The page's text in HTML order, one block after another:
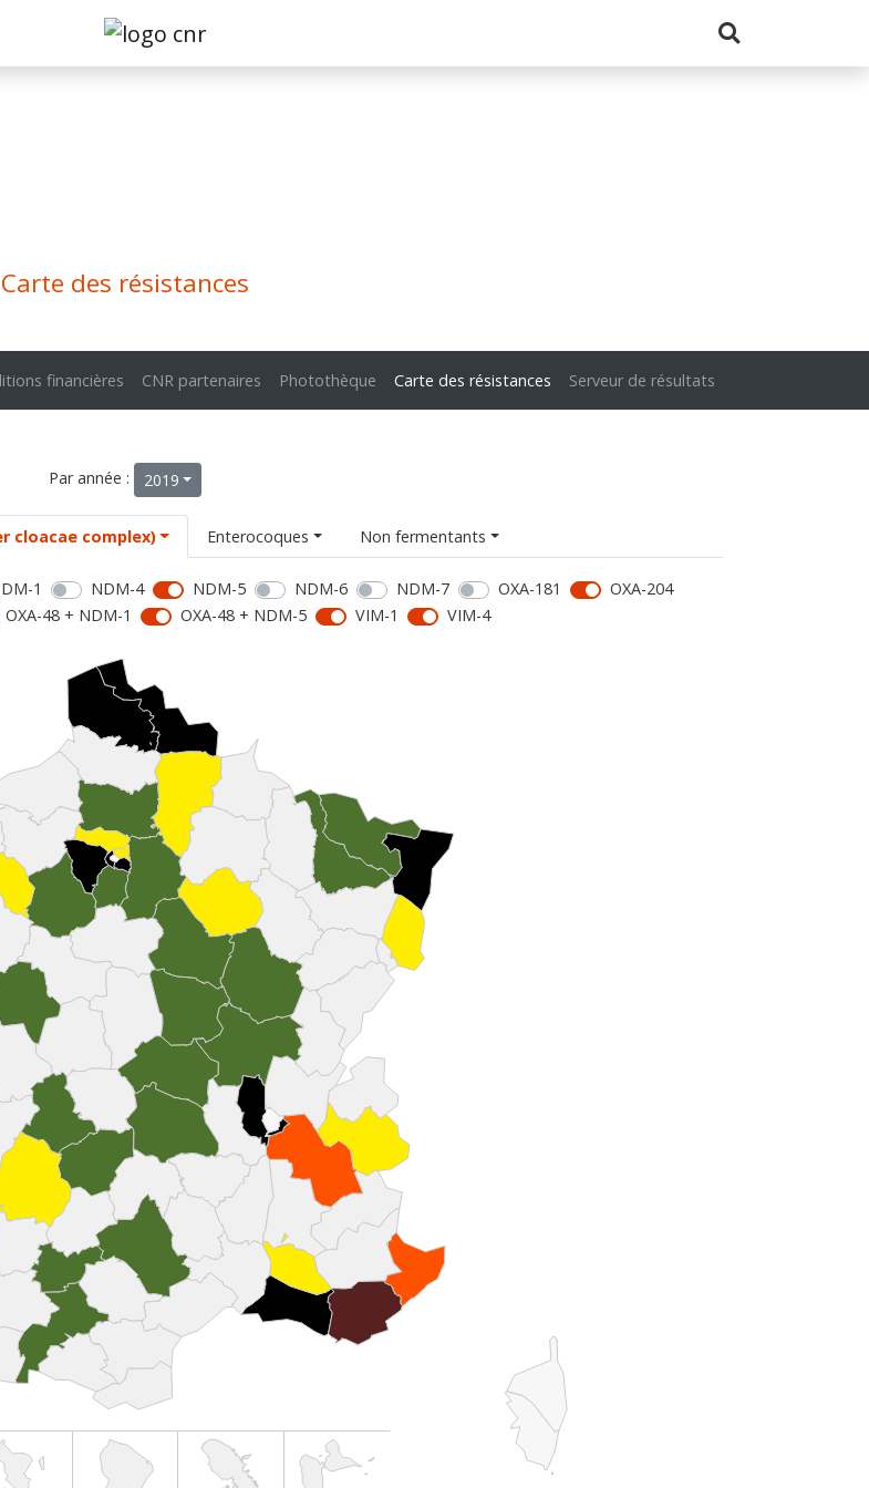
Carte des résistances
financières CNR partenaires Photothèque Carte des résistances Serveur de résultats
Par année : 2019
cloacae complex) Enterocoques Non fermentants
1 NDM-4 NDM-5 NDM-6 NDM-7 OXA-181
OXA-204
OXA-48 + NDM-1 OXA-48 + NDM-5 VIM-1 VIM-4